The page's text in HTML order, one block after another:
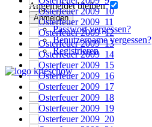
Angemeldet bleiben
Anmelden
Passwort vergessen?
Benutzername vergessen?
Registrieren